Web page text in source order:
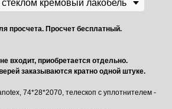
просчета. Просчет бесплатный.
входит, приобретается отдельно.
заказываются кратно одной штуке.
74*28*2070, телескоп с уплотнителем -